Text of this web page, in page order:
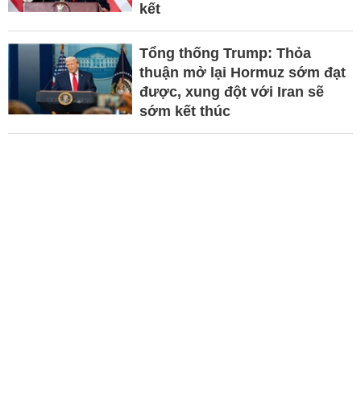
kết
Tổng thống Trump: Thỏa
thuận mở lại Hormuz sớm đạt
được, xung đột với Iran sẽ
sớm kết thúc